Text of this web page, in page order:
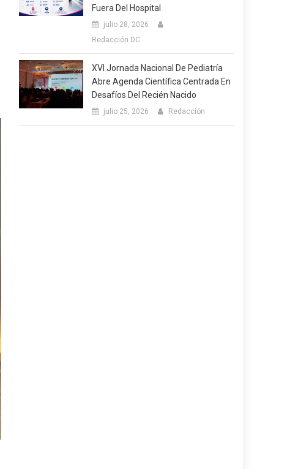
Fuera Del Hospital
julio 28, 2026
Redacción DC
XVI Jornada Nacional De Pediatría
Abre Agenda Científica Centrada En
Desafíos Del Recién Nacido
julio 25, 2026 Redacción